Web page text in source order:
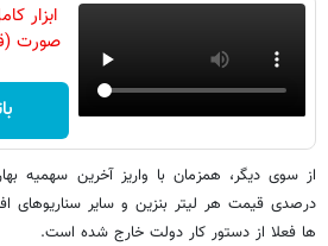
ابزار
صورت
درصدی قیمت هر لیتر بنزین و سایر سناریوهای
ها فعلا از دستور کار دولت خارج شده است.